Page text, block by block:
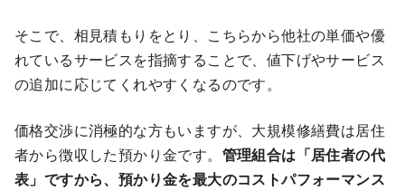
そこで、相見積もりをとり、こちらから他社の単価や優
れているサービスを指摘することで、値下げやサービス
の追加に応じてくれやすくなるのです。
価格交渉に消極的な方もいますが、大規模修繕費は居住
者から徴収した預かり金です。 管理組合は「居住者の代
表」ですから、預かり金を最大のコストパフォーマンス